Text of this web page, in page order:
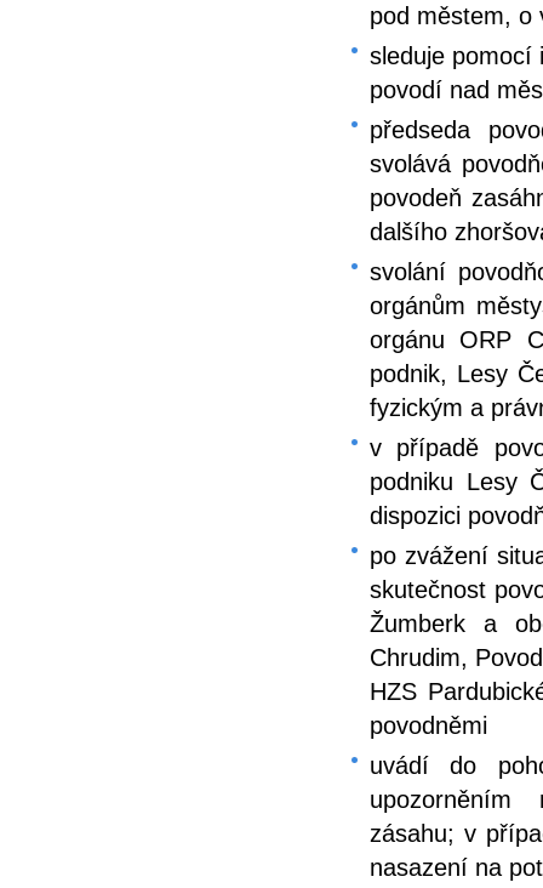
pod městem, o
sleduje pomocí
povodí nad
předseda
svolává
povodeň
dalšího
svolání
orgánům
orgánu ORP
podnik, Lesy
fyzickým a
v případě
podniku Lesy
dispozici
po zvážení
skutečnost
Žumberk a
Chrudim,
HZS
povodněmi
uvádí do
zásahu; v
nasazení na